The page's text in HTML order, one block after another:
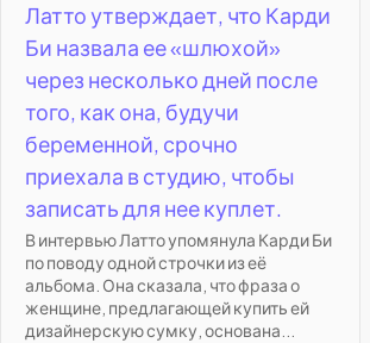
Латто утверждает, что Карди
Би назвала ее «шлюхой»
через несколько дней после
того, как она, будучи
беременной, срочно
приехала в студию, чтобы
записать для нее куплет.
В интервью Латто упомянула Карди Би
по поводу одной строчки из её
альбома. Она сказала, что фраза о
женщине, предлагающей купить ей
дизайнерскую сумку, основана...